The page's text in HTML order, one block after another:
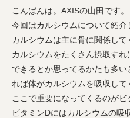
こんばんは。AXISの山田です。
今回はカルシウムについて紹介
カルシウムは主に骨に関係して
カルシウムをたくさん摂取す
できるとか思ってるかたも多
れば体がカルシウムを吸収して
ここで重要になってくるのがビ
ビタミンDにはカルシウムの吸